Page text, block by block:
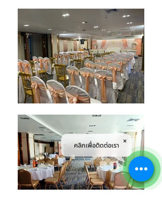
คลิกเพื่อติดต่อเรา